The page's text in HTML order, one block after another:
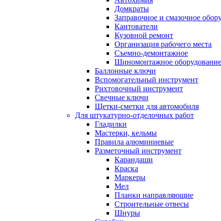
Домкраты
Заправочное и смазочное
Кантователи
Кузовной ремонт
Организация рабочего места
Съемно-демонтажное
Шиномонтажное оборудование
Баллонные ключи
Вспомогательный инструмент
Рихтовочный инструмент
Свечные ключи
Щетки-сметки для автомобиля
Для штукатурно-отделочных работ
Гладилки
Мастерки, кельмы
Правила алюминиевые
Разметочный инструмент
Карандаши
Краска
Маркеры
Мел
Планки направляющие
Строительные отвесы
Шнуры